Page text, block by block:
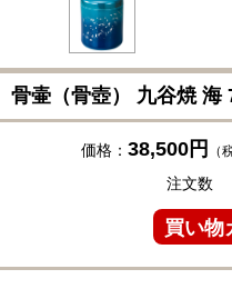
骨壷（骨壺） 九谷焼 海
価格： 38,500円 （
注文数